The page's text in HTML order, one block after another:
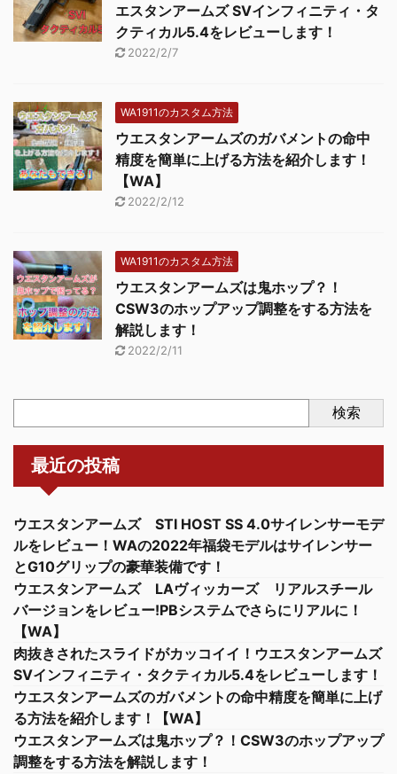
エスタンアームズ SVインフィニティ・タ
クティカル5.4をレビューします！
2022/2/7
WA1911のカスタム方法
ウエスタンアームズのガバメントの命中
精度を簡単に上げる方法を紹介します！
【WA】
2022/2/12
WA1911のカスタム方法
ウエスタンアームズは鬼ホップ？！
CSW3のホップアップ調整をする方法を
解説します！
2022/2/11
検索
最近の投稿
ウエスタンアームズ STI HOST SS 4.0サイレンサーモデ
ルをレビュー！WAの2022年福袋モデルはサイレンサー
とG10グリップの豪華装備です！
ウエスタンアームズ LAヴィッカーズ リアルスチール
バージョンをレビュー!PBシステムでさらにリアルに！
【WA】
肉抜きされたスライドがカッコイイ！ウエスタンアームズ
SVインフィニティ・タクティカル5.4をレビューします！
ウエスタンアームズのガバメントの命中精度を簡単に上げ
る方法を紹介します！【WA】
ウエスタンアームズは鬼ホップ？！CSW3のホップアップ
調整をする方法を解説します！